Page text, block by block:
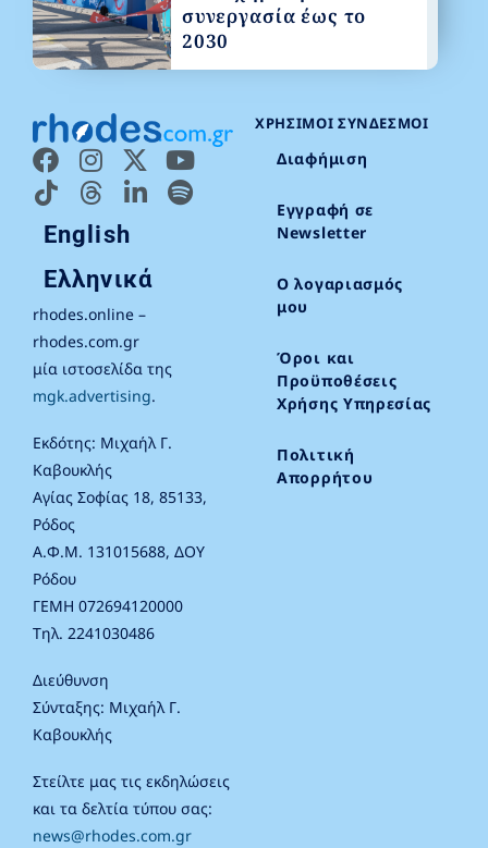
English
Ελληνικά
rhodes.online –
rhodes.com.gr
μία ιστοσελίδα της
mgk.advertising.
Εκδότης: Μιχαήλ Γ.
Καβουκλής
Αγίας Σοφίας 18, 85133,
Ρόδος
Α.Φ.Μ. 131015688, ΔΟΥ
Ρόδου
ΓΕΜΗ 072694120000
Τηλ. 2241030486
Διεύθυνση
Σύνταξης: Μιχαήλ Γ.
Καβουκλής
Στείλτε μας τις εκδηλώσεις
και τα δελτία τύπου σας:
news@rhodes.com.gr
ΧΡΉΣΙΜΟΙ ΣΎΝΔΕΣΜΟΙ
Διαφήμιση
Εγγραφή σε
Newsletter
Ο λογαριασμός
μου
Όροι και
Προϋποθέσεις
Χρήσης Υπηρεσίας
Πολιτική
Απορρήτου
συνεργασία έως το
2030